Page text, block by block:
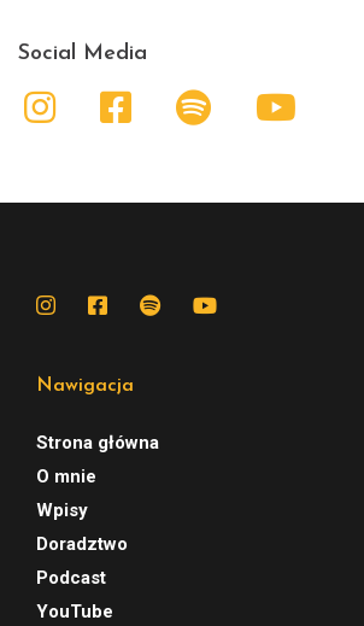
Social Media
Nawigacja
Strona główna
O mnie
Wpisy
Doradztwo
Podcast
YouTube